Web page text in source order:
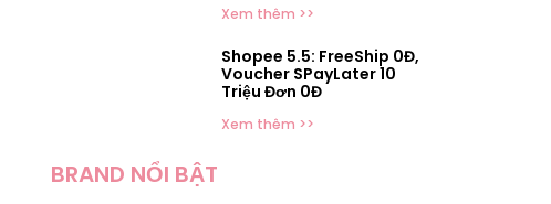
Xem thêm >>
Shopee 5.5: FreeShip 0Đ,
Voucher SPayLater 10
Triệu Đơn 0Đ
Xem thêm >>
BRAND NỔI BẬT